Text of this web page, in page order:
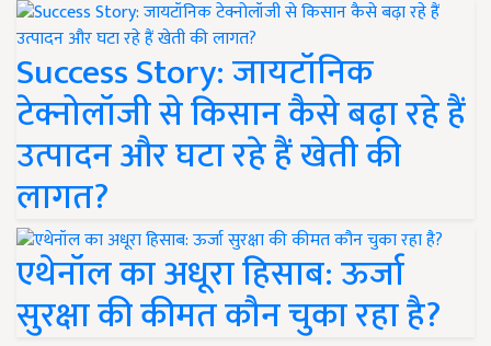
Success Story: जायटॉनिक
टेक्नोलॉजी से किसान कैसे बढ़ा रहे हैं
उत्पादन और घटा रहे हैं खेती की
लागत?
एथेनॉल का अधूरा हिसाब: ऊर्जा
सुरक्षा की कीमत कौन चुका रहा है?